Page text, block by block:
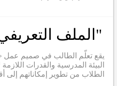
"الملف
يقع تعلّم الطالب في صميم عمل
البيئة المدرسية والقدرات اللازمة
الطلاب من تطوير إمكاناتهم